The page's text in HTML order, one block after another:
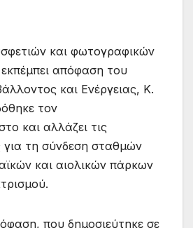
και φωτογραφικών
απόφαση του
και Ενέργειας, Κ.
τον
και αλλάζει τις
για τη σύνδεση σταθμών
και αιολικών πάρκων
που δημοσιεύτηκε σε